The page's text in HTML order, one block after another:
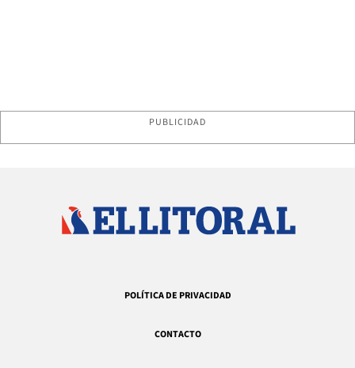
PUBLICIDAD
POLÍTICA DE PRIVACIDAD
CONTACTO